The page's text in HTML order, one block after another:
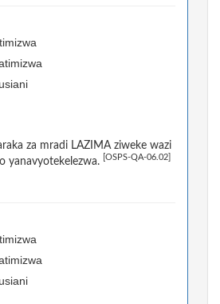
za mradi LAZIMA ziweke wazi
yanavyotekelezwa.
[OSPS-QA-06.02]